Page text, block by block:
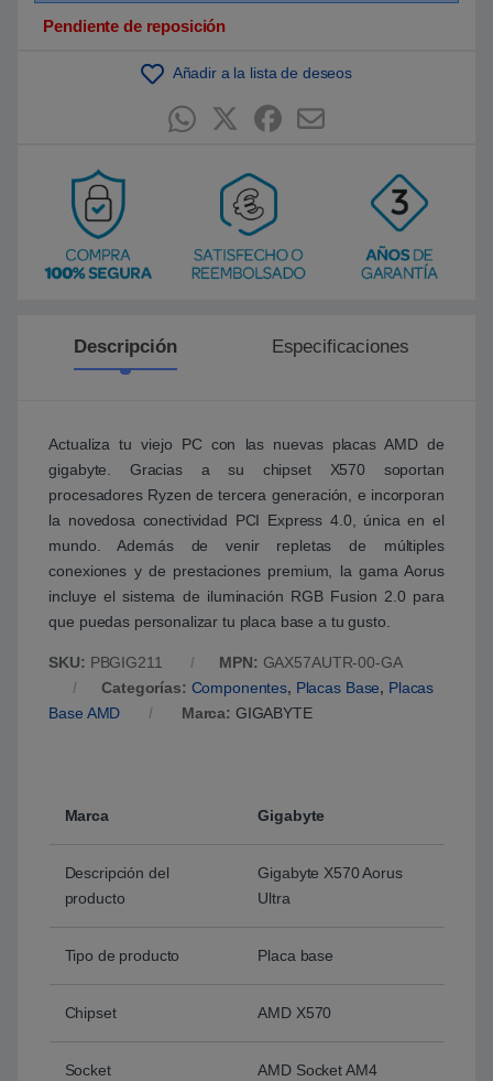
Pendiente de reposición
Añadir a la lista de deseos
Descripción Especificaciones
Actualiza tu viejo PC con las nuevas placas AMD de
gigabyte. Gracias a su chipset X570 soportan
procesadores Ryzen de tercera generación, e incorporan
la novedosa conectividad PCI Express 4.0, única en el
mundo. Además de venir repletas de múltiples
conexiones y de prestaciones premium, la gama Aorus
incluye el sistema de iluminación RGB Fusion 2.0 para
que puedas personalizar tu placa base a tu gusto.
SKU: PBGIG211 MPN: GAX57AUTR-00-GA
Categorías: Componentes, Placas Base, Placas
Base AMD
Marca: GIGABYTE
Marca Gigabyte
Descripción del
producto
Gigabyte X570 Aorus
Ultra
Tipo de producto Placa base
Chipset AMD X570
Socket
AMD Socket AM4